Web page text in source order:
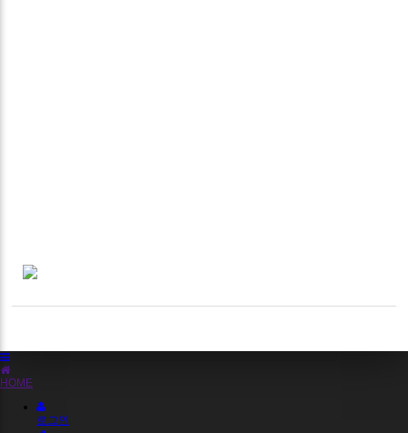
HOME
로그인